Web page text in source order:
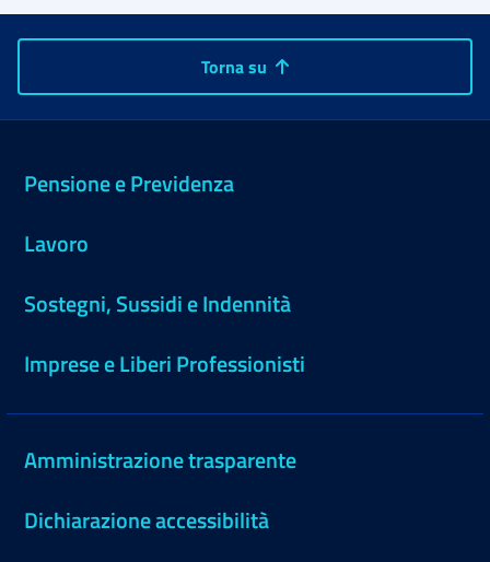
Torna su
Pensione e Previdenza
Lavoro
Sostegni, Sussidi e Indennità
Imprese e Liberi Professionisti
Amministrazione trasparente
Dichiarazione accessibilità